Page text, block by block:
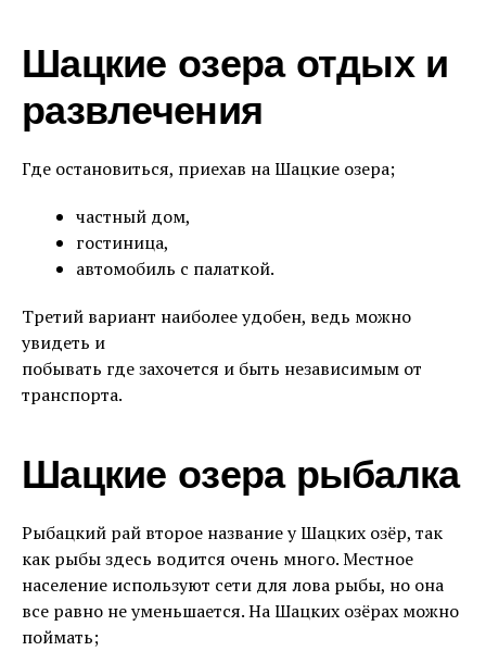
Шацкие озера отдых и
развлечения
Где остановиться, приехав на Шацкие озера;
частный дом,
гостиница,
автомобиль с палаткой.
Третий вариант наиболее удобен, ведь можно
увидеть и
побывать где захочется и быть независимым от
транспорта.
Шацкие озера рыбалка
Рыбацкий рай второе название у Шацких озёр, так
как рыбы здесь водится очень много. Местное
население используют сети для лова рыбы, но она
все равно не уменьшается. На Шацких озёрах можно
поймать;